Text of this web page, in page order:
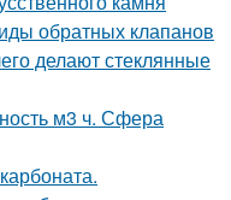
обратных клапанов
делают стеклянные
м3 ч. Сфера